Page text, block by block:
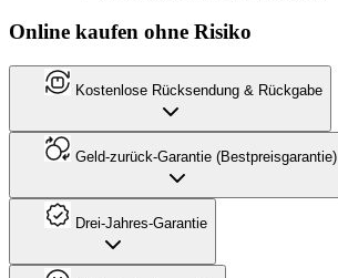
Online kaufen ohne Risiko
Kostenlose Rücksendung & Rückgabe
Geld-zurück-Garantie (Bestpreisgarantie)
Drei-Jahres-Garantie